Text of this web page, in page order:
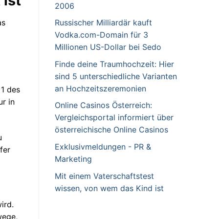
des
in
2006
Russischer Milliardär kauft
Vodka.com-Domain für 3
Millionen US-Dollar bei Sedo
Finde deine Traumhochzeit: Hier
sind 5 unterschiedliche Varianten
an Hochzeitszeremonien
Online Casinos Österreich:
Vergleichsportal informiert über
österreichische Online Casinos
Exklusivmeldungen - PR &
Marketing
Mit einem Vaterschaftstest
wissen, von wem das Kind ist